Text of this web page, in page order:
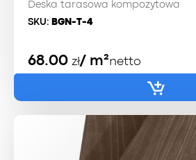
Deska tarasowa kompozytowa
SKU: BGN-T-4
68.00 zł/ m²netto